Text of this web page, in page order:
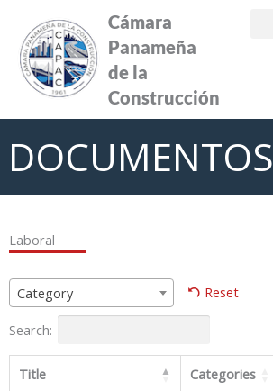
contenido
Cámara
Panameña
de la
Construcción
DOCUMENTOS
Laboral
Category Reset
Search:
Title Categories